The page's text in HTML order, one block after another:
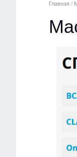
Главная /